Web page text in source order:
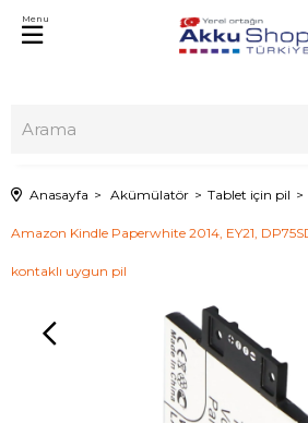
Menu
Anasayfa Akümülatör Tablet için pil
Amazon Kindle Paperwhite 2014, EY21,
kontaklı uygun pil